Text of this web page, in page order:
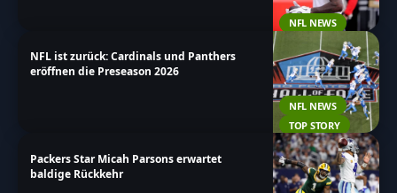
NFL NEWS
NFL NEWS
TOP STORY
NFL ist zurück: Cardinals und Panthers
eröffnen die Preseason 2026
Packers Star Micah Parsons erwartet
baldige Rückkehr